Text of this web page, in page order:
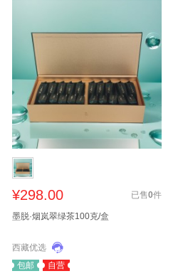
¥298.00 已售0件
墨脱·烟岚翠绿茶100克/盒
西藏优选
包邮
自营